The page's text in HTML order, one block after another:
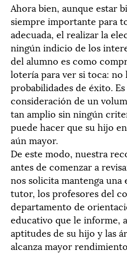
Ahora bien, aunque estar
siempre importante para
adecuada, el realizar la
ningún indicio de los
del alumno es como
lotería para ver si toca: no
probabilidades de éxito.
consideración de un
tan amplio sin ningún
puede hacer que su hijo
aún mayor.
De este modo, nuestra
antes de comenzar a
nos solicita mantenga una
tutor, los profesores del
departamento de
educativo que le informe,
aptitudes de su hijo y las
alcanza mayor